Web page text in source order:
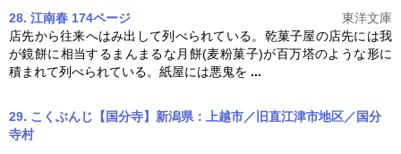
28. 江南春 174ページ
東洋文庫
店先から往来へはみ出して列べられている。乾菓子屋の店先には我
が鏡餅に相当するまんまるな月餅(麦粉菓子)が百万塔のような形に
積まれて列べられている。紙屋には悪鬼を ...
29. こくぶんじ【国分寺】新潟県：上越市／旧直江津市地区／国分
寺村